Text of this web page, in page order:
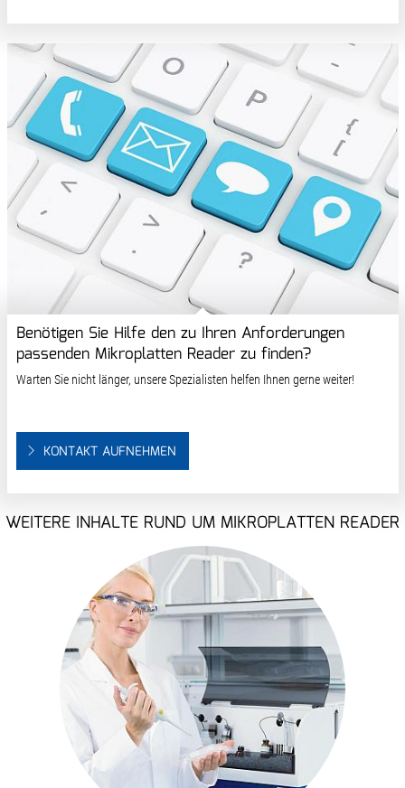
Benötigen Sie Hilfe den zu Ihren Anforderungen
passenden Mikroplatten Reader zu finden?
Warten Sie nicht länger, unsere Spezialisten helfen Ihnen gerne weiter!
KONTAKT AUFNEHMEN
WEITERE INHALTE RUND UM MIKROPLATTEN READER